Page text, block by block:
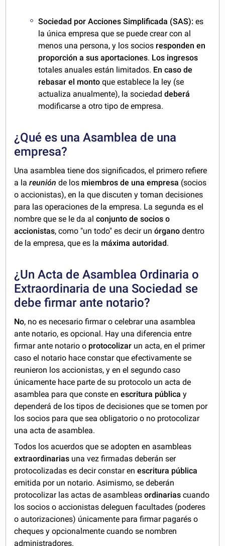
Sociedad por Acciones Simplificada (SAS):es
la única empresa que se puede crear con al
menos una persona, y los socios responden en
proporción a sus aportaciones. Los ingresos
totales anuales están limitados. En caso de
rebasar el monto que establece la ley (se
actualiza anualmente), la sociedaddeberá
modificarse a otro tipo de empresa.
¿Qué es una Asamblea de una
empresa?
Una asamblea tiene dos significados, el primero refiere
a lareunión de los miembros de una empresa (socios
o accionistas), en la que discuten y toman decisiones
para las operaciones de la empresa. La segunda es el
nombre que se le da alconjunto de socios o
accionistas, como "un todo" es decir unórgano dentro
de la empresa, que es la máxima autoridad.
¿Un Acta de Asamblea Ordinaria o
Extraordinaria de una Sociedad se
debe firmar ante notario?
No, no es necesario firmar o celebrar una asamblea
ante notario, es opcional. Hay una diferencia entre
firmar ante notario o protocolizar un acta, en el primer
caso el notario hace constar que efectivamente se
reunieron los accionistas, y en el segundo caso
únicamente hace parte de su protocolo un acta de
asamblea para que conste enescritura públicay
dependerá de los tipos de decisiones que se tomen por
los socios para que sea obligatorio o no protocolizar
una acta de asamblea.
Todos los acuerdos que se adopten en asambleas
extraordinarias una vez firmadas deberán ser
protocolizadas es decir constar enescritura pública
emitida por un notario. Asimismo, se deberán
protocolizar las actas de asambleasordinarias cuando
los socios o accionistas deleguen facultades (poderes
o autorizaciones) únicamente para firmar pagarés o
cheques y opcionalmente cuando se nombren
administradores.